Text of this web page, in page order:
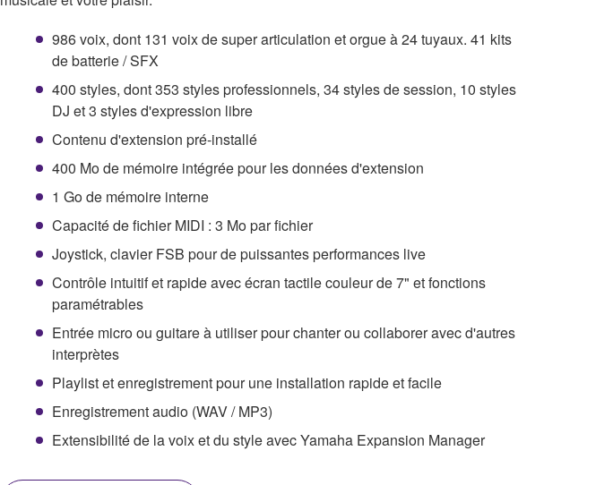
986 voix, dont 131 voix de super articulation et orgue à 24 tuyaux. 41 kits
de batterie / SFX
400 styles, dont 353 styles professionnels, 34 styles de session, 10 styles
DJ et 3 styles d'expression libre
Contenu d'extension pré-installé
400 Mo de mémoire intégrée pour les données d'extension
1 Go de mémoire interne
Capacité de fichier MIDI : 3 Mo par fichier
Joystick, clavier FSB pour de puissantes performances live
Contrôle intuitif et rapide avec écran tactile couleur de 7" et fonctions
paramétrables
Entrée micro ou guitare à utiliser pour chanter ou collaborer avec d'autres
interprètes
Playlist et enregistrement pour une installation rapide et facile
Enregistrement audio (WAV / MP3)
Extensibilité de la voix et du style avec Yamaha Expansion Manager